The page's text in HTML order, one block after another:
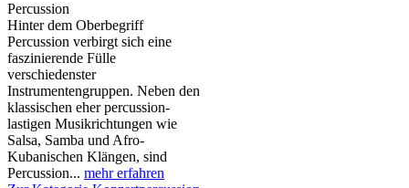
Percussion
Hinter dem Oberbegriff
Percussion verbirgt sich eine
faszinierende Fülle
verschiedenster
Instrumentengruppen. Neben den
klassischen eher percussion-
lastigen Musikrichtungen wie
Salsa, Samba und Afro-
Kubanischen Klängen, sind
Percussion... mehr erfahren